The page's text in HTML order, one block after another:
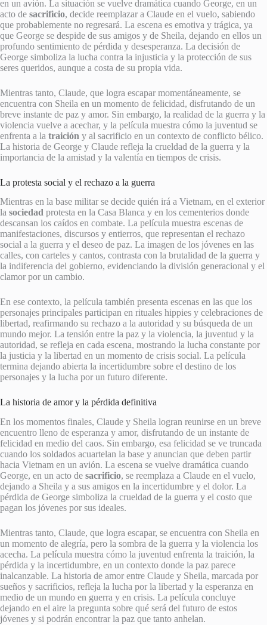
en un avión. La situación se vuelve dramática cuando George, en un
acto de sacrificio, decide reemplazar a Claude en el vuelo, sabiendo
que probablemente no regresará. La escena es emotiva y trágica, ya
que George se despide de sus amigos y de Sheila, dejando en ellos un
profundo sentimiento de pérdida y desesperanza. La decisión de
George simboliza la lucha contra la injusticia y la protección de sus
seres queridos, aunque a costa de su propia vida.
Mientras tanto, Claude, que logra escapar momentáneamente, se
encuentra con Sheila en un momento de felicidad, disfrutando de un
breve instante de paz y amor. Sin embargo, la realidad de la guerra y la
violencia vuelve a acechar, y la película muestra cómo la juventud se
enfrenta a la traición y al sacrificio en un contexto de conflicto bélico.
La historia de George y Claude refleja la crueldad de la guerra y la
importancia de la amistad y la valentía en tiempos de crisis.
La protesta social y el rechazo a la guerra
Mientras en la base militar se decide quién irá a Vietnam, en el exterior
la sociedad protesta en la Casa Blanca y en los cementerios donde
descansan los caídos en combate. La película muestra escenas de
manifestaciones, discursos y entierros, que representan el rechazo
social a la guerra y el deseo de paz. La imagen de los jóvenes en las
calles, con carteles y cantos, contrasta con la brutalidad de la guerra y
la indiferencia del gobierno, evidenciando la división generacional y el
clamor por un cambio.
En ese contexto, la película también presenta escenas en las que los
personajes principales participan en rituales hippies y celebraciones de
libertad, reafirmando su rechazo a la autoridad y su búsqueda de un
mundo mejor. La tensión entre la paz y la violencia, la juventud y la
autoridad, se refleja en cada escena, mostrando la lucha constante por
la justicia y la libertad en un momento de crisis social. La película
termina dejando abierta la incertidumbre sobre el destino de los
personajes y la lucha por un futuro diferente.
La historia de amor y la pérdida definitiva
En los momentos finales, Claude y Sheila logran reunirse en un breve
encuentro lleno de esperanza y amor, disfrutando de un instante de
felicidad en medio del caos. Sin embargo, esa felicidad se ve truncada
cuando los soldados acuartelan la base y anuncian que deben partir
hacia Vietnam en un avión. La escena se vuelve dramática cuando
George, en un acto de sacrificio, se reemplaza a Claude en el vuelo,
dejando a Sheila y a sus amigos en la incertidumbre y el dolor. La
pérdida de George simboliza la crueldad de la guerra y el costo que
pagan los jóvenes por sus ideales.
Mientras tanto, Claude, que logra escapar, se encuentra con Sheila en
un momento de alegría, pero la sombra de la guerra y la violencia los
acecha. La película muestra cómo la juventud enfrenta la traición, la
pérdida y la incertidumbre, en un contexto donde la paz parece
inalcanzable. La historia de amor entre Claude y Sheila, marcada por
sueños y sacrificios, refleja la lucha por la libertad y la esperanza en
medio de un mundo en guerra y en crisis. La película concluye
dejando en el aire la pregunta sobre qué será del futuro de estos
jóvenes y si podrán encontrar la paz que tanto anhelan.